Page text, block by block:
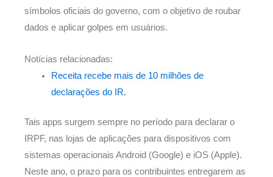
símbolos oficiais do governo, com o objetivo de roubar
dados e aplicar golpes em usuários.
Notícias relacionadas:
Receita recebe mais de 10 milhões de
declarações do IR.
Tais apps surgem sempre no período para declarar o
IRPF, nas lojas de aplicações para dispositivos com
sistemas operacionais Android (Google) e iOS (Apple).
Neste ano, o prazo para os contribuintes entregarem as